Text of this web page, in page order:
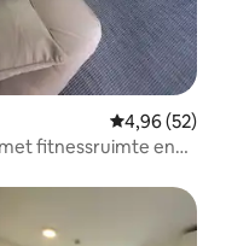
Gemiddelde
4,96 (52)
fitnessruimte en